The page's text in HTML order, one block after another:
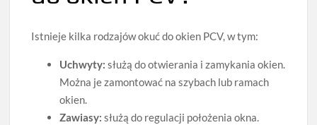
Istnieje kilka rodzajów okuć do okien PCV, w tym:
Uchwyty: służą do otwierania i zamykania okien.
Można je zamontować na szybach lub ramach
okien.
Zawiasy: służą do regulacji położenia okna.